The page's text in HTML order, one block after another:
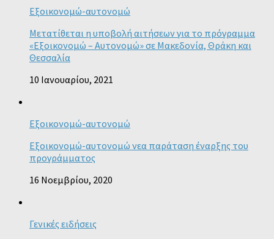
Εξοικονομώ-αυτονομώ
Μετατίθεται η υποβολή αιτήσεων για το πρόγραμμα
«Εξοικονομώ – Αυτονομώ» σε Μακεδονία, Θράκη και
Θεσσαλία
10 Ιανουαρίου, 2021
Εξοικονομώ-αυτονομώ
Εξοικονομώ-αυτονομώ νεα παράταση έναρξης του
προγράμματος
16 Νοεμβρίου, 2020
Γενικές ειδήσεις